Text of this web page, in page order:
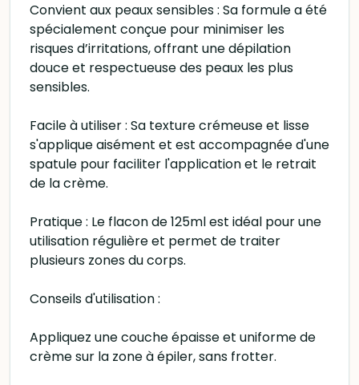
Convient aux peaux sensibles : Sa formule a été
spécialement conçue pour minimiser les
risques d’irritations, offrant une dépilation
douce et respectueuse des peaux les plus
sensibles.
Facile à utiliser : Sa texture crémeuse et lisse
s'applique aisément et est accompagnée d'une
spatule pour faciliter l'application et le retrait
de la crème.
Pratique : Le flacon de 125ml est idéal pour une
utilisation régulière et permet de traiter
plusieurs zones du corps.
Conseils d'utilisation :
Appliquez une couche épaisse et uniforme de
crème sur la zone à épiler, sans frotter.